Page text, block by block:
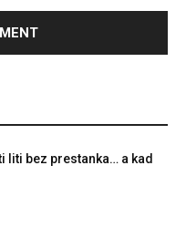
liti bez prestanka… a kad